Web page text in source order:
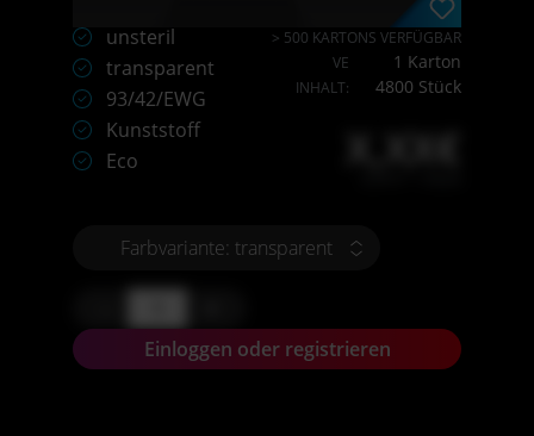
unsteril
transparent
93/42/EWG
Kunststoff
Eco
> 500 KARTONS VERFÜGBAR
VE
1 Karton
INHALT: 4800 Stück
X,XX€
Farbvariante: transparent
Einloggen oder registrieren